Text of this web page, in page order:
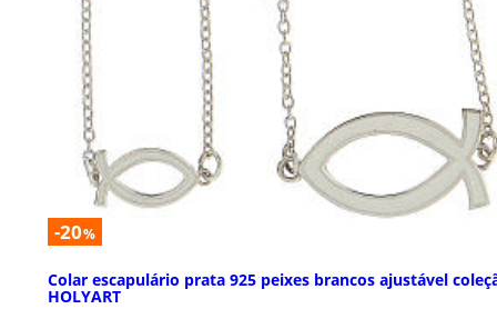
-20%
Colar escapulário prata 925 peixes brancos ajustável
HOLYART